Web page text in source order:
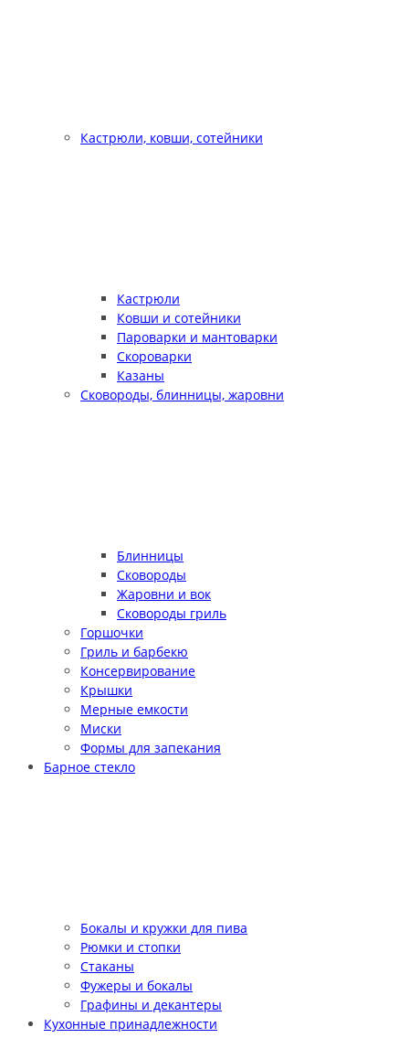
Кастрюли, ковши, сотейники
Кастрюли
Ковши и сотейники
Пароварки и мантоварки
Скороварки
Казаны
Сковороды, блинницы, жаровни
Блинницы
Сковороды
Жаровни и вок
Сковороды гриль
Горшочки
Гриль и барбекю
Консервирование
Крышки
Мерные емкости
Миски
Формы для запекания
Барное стекло
Бокалы и кружки для пива
Рюмки и стопки
Стаканы
Фужеры и бокалы
Графины и декантеры
Кухонные принадлежности